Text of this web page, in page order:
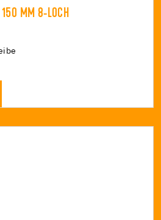
150 MM 8-LOCH